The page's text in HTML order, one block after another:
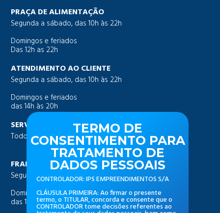
PRAÇA DE ALIMENTAÇÃO
Segunda a sábado, das 10h às 22h
Domingos e feriados
Das 12h as 22h
ATENDIMENTO AO CLIENTE
Segunda a sábado, das 10h às 22h
Domingos e feriados
das 14h às 20h
SERVIÇOS ESPECIAIS (AMBULATÓRIO)
Todos os dias, das 10h às 22h
FRALDÁRIO
Segunda a sábado, das 10h às 22h
Domingos e feriados
das 14h às 22h
TERMO DE
CONSENTIMENTO PARA
TRATAMENTO DE
DADOS PESSOAIS
CONTROLADOR: IPS EMPREENDIMENTOS S/A
CLÁUSULA PRIMEIRA: Ao firmar o presente
termo, o TITULAR, concorda e consente que o
CONTROLADOR tome decisões referentes ao